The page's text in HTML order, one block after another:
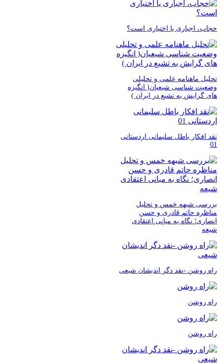
حجاب، اجباری یا اختیاری است؟
تحلیل ماهنامه علمی و تحلیلی
وضعیت شناسی شیعیان( انگیزه
های گرایش به تشیع در ایران )
نقد افکار باطل سلیمانی اردستانی
01
بررسی شبهه خمس و تحلیل
مناظره حاتم قادری و حسن
انصاری؛ نگاه به مبانی اعتقادی
شیعه
راه روشن -نقد دگر اندیشان شیعی
راه روشن
راه روشن